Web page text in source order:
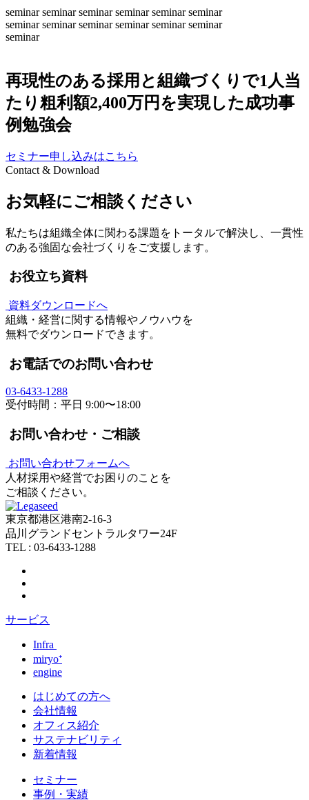
seminarseminarseminarseminarseminarseminar
seminarseminarseminarseminarseminarseminar
seminar
再現性のある採用と組織づくりで1人当
たり粗利額2,400万円を実現した成功事
例勉強会
セミナー申し込みはこちら
Contact & Download
お気軽にご相談ください
私たちは組織全体に関わる課題をトータルで解決し、一貫性
のある強固な会社づくりをご支援します。
お役⽴ち資料
資料ダウンロードへ
組織・経営に関する情報やノウハウを
無料でダウンロードできます。
お電話でのお問い合わせ
03-6433-1288
受付時間：平日 9:00〜18:00
お問い合わせ・ご相談
お問い合わせフォームへ
人材採用や経営でお困りのことを
ご相談ください。
東京都港区港南2-16-3
品川グランドセントラルタワー24F
TEL : 03-6433-1288
サービス
Infra
miryo⁺
engine
はじめての方へ
会社情報
オフィス紹介
サステナビリティ
新着情報
セミナー
事例・実績